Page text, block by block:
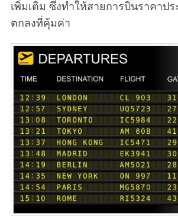
เพิ่มเติม ซึ่งทำให้สายการบินราคาป
ตกลงที่คุ้มค่า